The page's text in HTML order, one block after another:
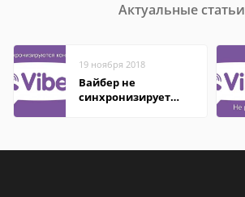
Актуальные статьи
19 ноября 2018
Вайбер не
синхронизирует